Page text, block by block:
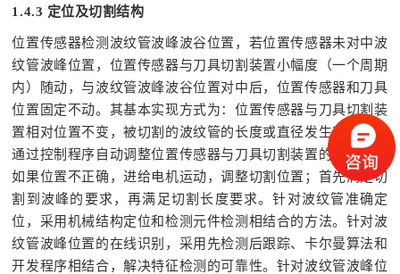
1.4.3 定位及切割结构
位置传感器检测波纹管波峰波谷位置，若位置传感器未对中波
纹管波峰位置，位置传感器与刀具切割装置小幅度（一个周期
内）随动，与波纹管波峰波谷位置对中后，位置传感器和刀具
位置固定不动。其基本实现方式为：位置传感器与刀具切割装
置相对位置不变，被切割的波纹管的长度或直径发生变化时，
通过控制程序自动调整位置传感器与刀具切割装置的正确性，
如果位置不正确，进给电机运动，调整切割位置；首先满足切
割到波峰的要求，再满足切割长度要求。针对波纹管准确定
位，采用机械结构定位和检测元件检测相结合的方法。针对波
纹管波峰位置的在线识别，采用先检测后跟踪、卡尔曼算法和
开发程序相结合，解决特征检测的可靠性。针对波纹管波峰位